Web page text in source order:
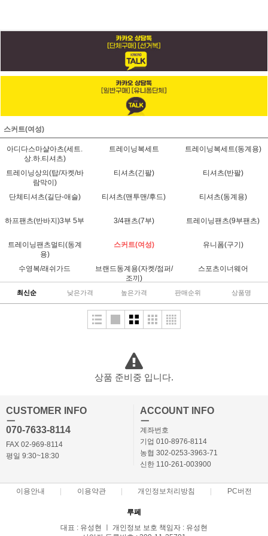
스커트(여성)
아디다스마샬아츠(세트.
상.하.티셔츠)
트레이닝복세트 트레이닝복세트(동계용)
트레이닝상의(탑/자켓/바
람막이)
티셔츠(긴팔) 티셔츠(반팔)
단체티셔츠(길단-애슬) 티셔츠(맨투맨/후드) 티셔츠(동계용)
하프팬츠(반바지)3부 5부 3/4팬츠(7부) 트레이닝팬츠(9부팬츠)
트레이닝팬츠멀티(동계
용)
스커트(여성) 유니폼(구기)
수영복/래쉬가드
브랜드동계용(자켓/점퍼/
조끼)
스포츠이너웨어
최신순 낮은가격 높은가격 판매순위 상품명
상품 준비중 입니다.
CUSTOMER INFO
ㅡ
070-7633-8114
FAX 02-969-8114
평일 9:30~18:30
ACCOUNT INFO
ㅡ
계좌번호
기업 010-8976-8114
농협 302-0253-3963-71
신한 110-261-003900
이용안내 이용약관 개인정보처리방침 PC버전
루페
대표 : 유성현 ㅣ 개인정보 보호 책임자 : 유성현